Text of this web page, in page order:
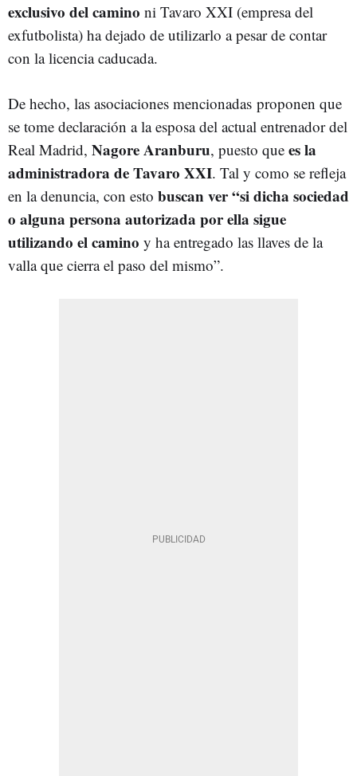
exclusivo del camino ni Tavaro XXI (empresa del
exfutbolista) ha dejado de utilizarlo a pesar de contar
con la licencia caducada.
De hecho, las asociaciones mencionadas proponen que
se tome declaración a la esposa del actual entrenador del
Real Madrid, Nagore Aranburu, puesto que es la
administradora de Tavaro XXI. Tal y como se refleja
en la denuncia, con esto buscan ver “si dicha sociedad
o alguna persona autorizada por ella sigue
utilizando el camino y ha entregado las llaves de la
valla que cierra el paso del mismo”.